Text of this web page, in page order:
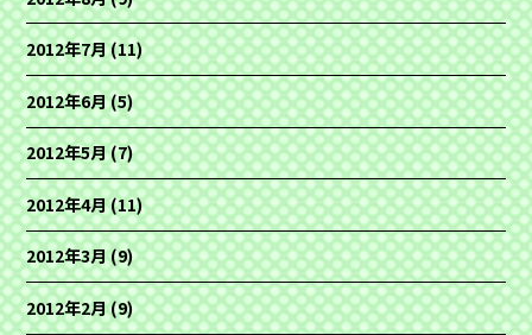
2012年7月(11)
2012年6月(5)
2012年5月(7)
2012年4月(11)
2012年3月(9)
2012年2月(9)